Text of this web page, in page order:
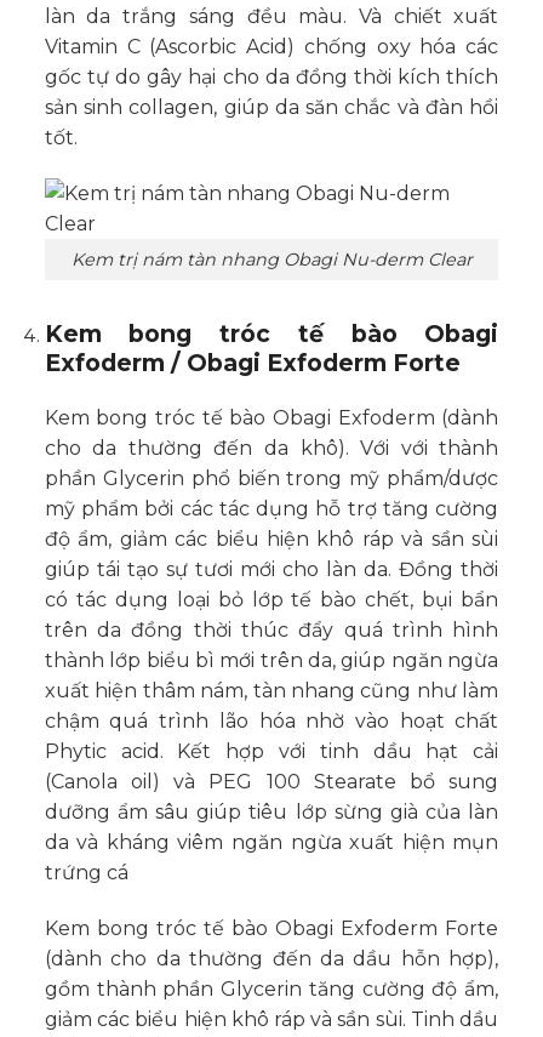
làn da trắng sáng đều màu. Và chiết xuất
Vitamin C (Ascorbic Acid) chống oxy hóa các
gốc tự do gây hại cho da đồng thời kích thích
sản sinh collagen, giúp da săn chắc và đàn hồi
tốt.
Kem trị nám tàn nhang Obagi Nu-derm Clear
Kem bong tróc tế bào Obagi
Exfoderm / Obagi Exfoderm Forte
Kem bong tróc tế bào Obagi Exfoderm (dành
cho da thường đến da khô). Với với thành
phần Glycerin phổ biến trong mỹ phẩm/dược
mỹ phẩm bởi các tác dụng hỗ trợ tăng cường
độ ẩm, giảm các biểu hiện khô ráp và sần sùi
giúp tái tạo sự tươi mới cho làn da. Đồng thời
có tác dụng loại bỏ lớp tế bào chết, bụi bẩn
trên da đồng thời thúc đẩy quá trình hình
thành lớp biểu bì mới trên da, giúp ngăn ngừa
xuất hiện thâm nám, tàn nhang cũng như làm
chậm quá trình lão hóa nhờ vào hoạt chất
Phytic acid. Kết hợp với tinh dầu hạt cải
(Canola oil) và PEG 100 Stearate bổ sung
dưỡng ẩm sâu giúp tiêu lớp sừng già của làn
da và kháng viêm ngăn ngừa xuất hiện mụn
trứng cá
Kem bong tróc tế bào Obagi Exfoderm Forte
(dành cho da thường đến da dầu hỗn hợp),
gồm thành phần Glycerin tăng cường độ ẩm,
giảm các biểu hiện khô ráp và sần sùi. Tinh dầu